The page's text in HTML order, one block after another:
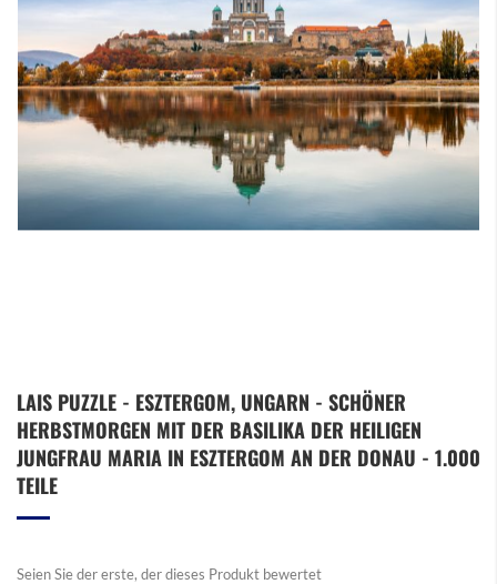
Anfang
der
Bildergalerie
springen
LAIS PUZZLE - ESZTERGOM, UNGARN - SCHÖNER
HERBSTMORGEN MIT DER BASILIKA DER HEILIGEN
JUNGFRAU MARIA IN ESZTERGOM AN DER DONAU - 1.000
TEILE
Seien Sie der erste, der dieses Produkt bewertet